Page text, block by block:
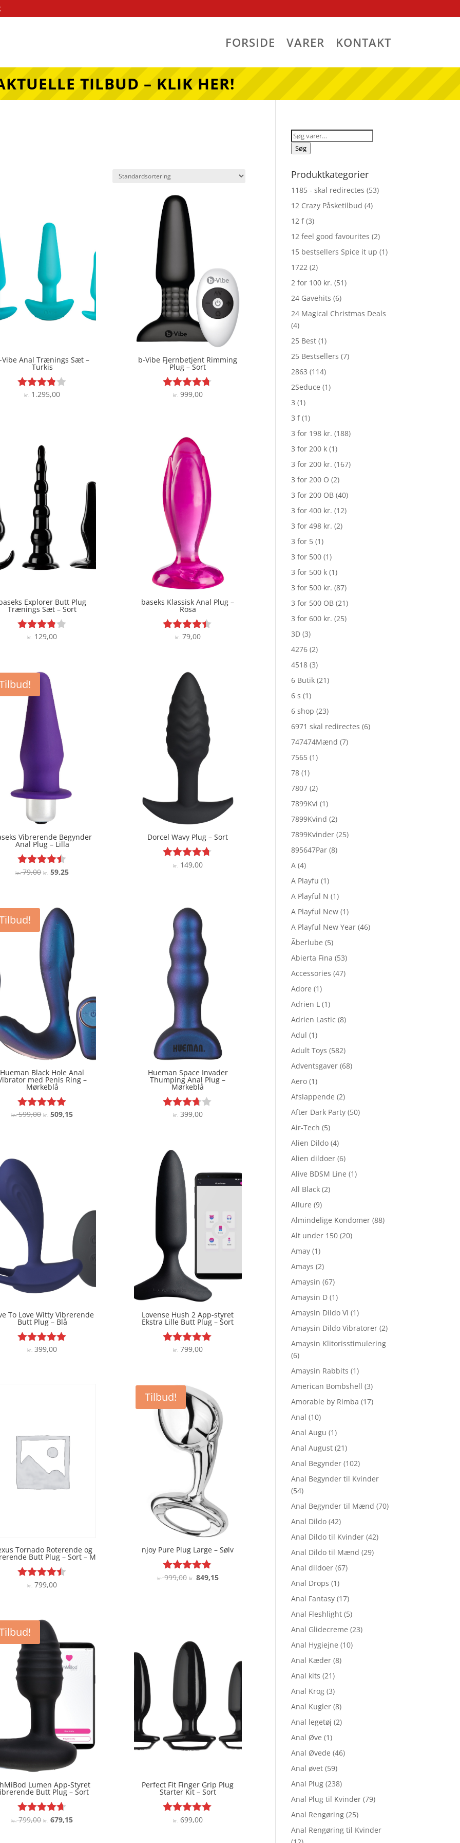
FORSIDE VARER KONTAKT
TILBUD – KLIK HER!
Vibe Anal Trænings Sæt –
Turkis
Vurderet
kr. 1.295,00
b-Vibe Fjernbetjent Rimming
Plug – Sort
Vurderet
kr.999,00
Explorer Butt Plug
Trænings Sæt – Sort
Vurderet
kr. 129,00
baseks Klassisk Anal Plug –
Rosa
Vurderet
kr.79,00
Vibrerende Begynder
Anal Plug – Lilla
Vurderet
kr.79,00 Den
var:
kr. 79,00.
kr. 59,25Den
kr. 59,25.
Dorcel Wavy Plug – Sort
Vurderet
kr. 149,00
Hueman Black Hole Anal
med Penis Ring –
Mørkeblå
Vurderet
kr.599,00 Den
kr. 509,15Den
Hueman Space Invader
Thumping Anal Plug –
Mørkeblå
Vurderet
kr.399,00
To Love Witty Vibrerende
Butt Plug – Blå
Vurderet
kr. 399,00
Lovense Hush 2 App-styret
Ekstra Lille Butt Plug – Sort
Vurderet
kr.799,00
Tornado Roterende og
Butt Plug – Sort – M
Vurderet
kr. 799,00
Tilbud!
njoy Pure Plug Large – Sølv
Vurderet
kr.999,00 Den
kr. 849,15Den
Lumen App-Styret
Butt Plug – Sort
Vurderet
kr.799,00 Den
kr. 679,15Den
Perfect Fit Finger Grip Plug
Starter Kit – Sort
Vurderet
kr. 699,00
Søg
efter:
Søg
Produktkategorier
1185 - skal redirectes (53)
12 Crazy Påsketilbud (4)
12 f (3)
12 feel good favourites (2)
15 bestsellers Spice it up (1)
1722 (2)
2 for 100 kr. (51)
24 Gavehits (6)
24 Magical Christmas Deals
(4)
25 Best (1)
25 Bestsellers (7)
2863 (114)
2Seduce (1)
3 (1)
3 f (1)
3 for 198 kr. (188)
3 for 200 k (1)
3 for 200 kr. (167)
3 for 200 O (2)
3 for 200 OB (40)
3 for 400 kr. (12)
3 for 498 kr. (2)
3 for 5 (1)
3 for 500 (1)
3 for 500 k (1)
3 for 500 kr. (87)
3 for 500 OB (21)
3 for 600 kr. (25)
3D (3)
4276 (2)
4518 (3)
6 Butik (21)
6 s (1)
6 shop (23)
6971 skal redirectes (6)
747474Mænd (7)
7565 (1)
78 (1)
7807 (2)
7899Kvi (1)
7899Kvind (2)
7899Kvinder (25)
895647Par (8)
A (4)
A Playfu (1)
A Playful N (1)
A Playful New (1)
A Playful New Year (46)
Ãberlube (5)
Abierta Fina (53)
Accessories (47)
Adore (1)
Adrien L (1)
Adrien Lastic (8)
Adul (1)
Adult Toys (582)
Adventsgaver (68)
Aero (1)
Afslappende (2)
After Dark Party (50)
Air-Tech (5)
Alien Dildo (4)
Alien dildoer (6)
Alive BDSM Line (1)
All Black (2)
Allure (9)
Almindelige Kondomer (88)
Alt under 150 (20)
Amay (1)
Amays (2)
Amaysin (67)
Amaysin D (1)
Amaysin Dildo Vi (1)
Amaysin Dildo Vibratorer (2)
Amaysin Klitorisstimulering
(6)
Amaysin Rabbits (1)
American Bombshell (3)
Amorable by Rimba (17)
Anal (10)
Anal Augu (1)
Anal August (21)
Anal Begynder (102)
Anal Begynder til Kvinder
(54)
Anal Begynder til Mænd (70)
Anal Dildo (42)
Anal Dildo til Kvinder (42)
Anal Dildo til Mænd (29)
Anal dildoer (67)
Anal Drops (1)
Anal Fantasy (17)
Anal Fleshlight (5)
Anal Glidecreme (23)
Anal Hygiejne (10)
Anal Kæder (8)
Anal kits (21)
Anal Krog (3)
Anal Kugler (8)
Anal legetøj (2)
Anal Øve (1)
Anal Øvede (46)
Anal øvet (59)
Anal Plug (238)
Anal Plug til Kvinder (79)
Anal Rengøring (25)
Anal Rengøring til Kvinder